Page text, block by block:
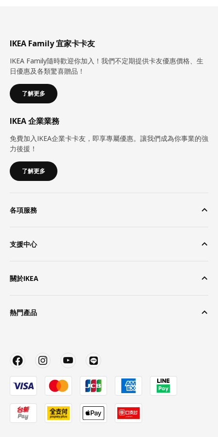
IKEA Family 宜家卡卡友
IKEA Family隨時歡迎你加入！我們不定期提供卡友優惠價格、生
日優惠及各類驚喜贈品！
了解更多
IKEA 企業業務
免費加入IKEA企業卡卡友，即享專屬優惠。讓我們成為你事業的強
力後援！
了解更多
各項服務
支援中心
關於IKEA
熱門產品